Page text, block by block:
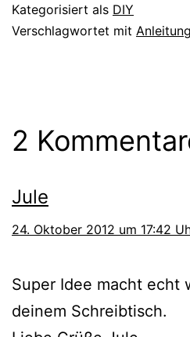
Kategorisiert als DIY
Verschlagwortet mit Anleitung
2
Jule
24. Oktober 2012 um 17:42
Super Idee macht echt
deinem Schreibtisch.